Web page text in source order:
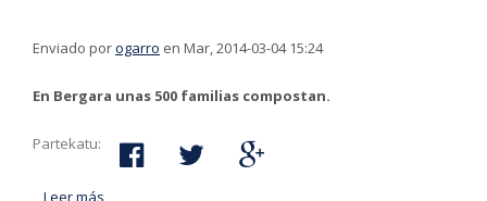
Enviado porogarro en Mar, 2014-03-04 15:24
En Bergara unas 500 familias compostan.
Partekatu:
Leer más